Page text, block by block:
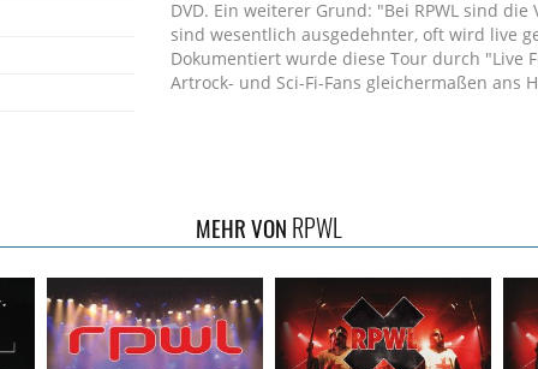
DVD. Ein weiterer Grund: "Bei RPWL sind
sind wesentlich ausgedehnter, oft wird live
Dokumentiert wurde diese Tour durch "Live
Artrock- und Sci-Fi-Fans gleichermaßen ans
MEHR VON RPWL